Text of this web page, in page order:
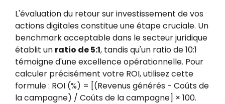
L'évaluation du retour sur investissement de vos
actions digitales constitue une étape cruciale. Un
benchmark acceptable dans le secteur juridique
établit un ratio de 5:1, tandis qu'un ratio de 10:1
témoigne d'une excellence opérationnelle. Pour
calculer précisément votre ROI, utilisez cette
formule : ROI (%) = [(Revenus générés - Coûts de
la campagne) / Coûts de la campagne] × 100.